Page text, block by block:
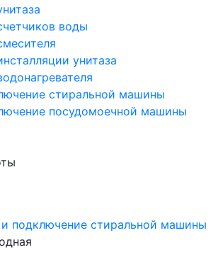
воды
унитаза
стиральной машины
посудомоечной машины
и подключение стиральной машины